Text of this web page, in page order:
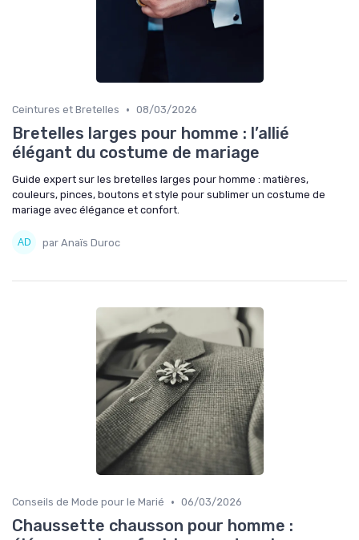
Ceintures et Bretelles • 08/03/2026
Bretelles larges pour homme : l’allié
élégant du costume de mariage
Guide expert sur les bretelles larges pour homme : matières,
couleurs, pinces, boutons et style pour sublimer un costume de
mariage avec élégance et confort.
par Anaïs Duroc
Conseils de Mode pour le Marié • 06/03/2026
Chaussette chausson pour homme :